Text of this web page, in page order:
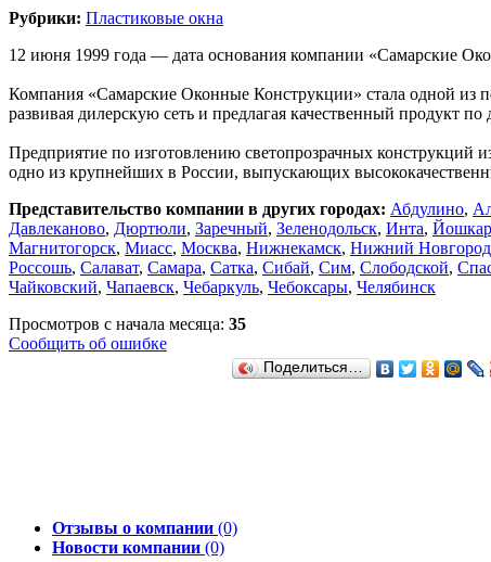
Рубрики: Пластиковые окна
12 июня 1999 года — дата основания компании «Самарские
Компания «Самарские Оконные Конструкции» стала одной из
развивая дилерскую сеть и предлагая качественный продукт
Предприятие по изготовлению светопрозрачных
одно из крупнейших в России, выпускающих
Представительство компании в других городах: Абдулино,
Давлеканово, Дюртюли, Заречный, Зеленодольск, Инта,
Магнитогорск, Миасс, Москва, Нижнекамск, Нижний Новгород
Россошь, Салават, Самара, Сатка, Сибай, Сим, Слободской,
Чайковский, Чапаевск, Чебаркуль, Чебоксары, Челябинск
Просмотров с начала месяца: 35
Сообщить об ошибке
Поделиться…
Отзывы о компании (0)
Новости компании (0)